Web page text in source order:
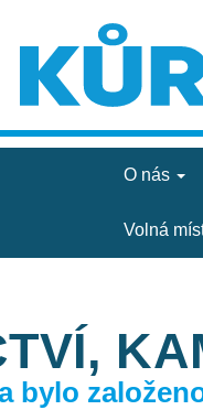
O nás
Volná
bylo